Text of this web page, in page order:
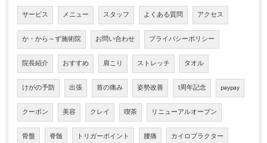
サービス メニュー スタッフ よくある質問 アクセス
か・から～ず施術院 お問い合わせ プライバシーポリシー
院長紹介 おすすめ 肩こり ストレッチ タオル
けがの予防 出張 首の痛み 姿勢改善 1周年記念 paypay
クーポン 美容 クレイ 喫茶 リニューアルオープン
骨盤 脊髄 トリガーポイント 腰痛 カイロプラクター